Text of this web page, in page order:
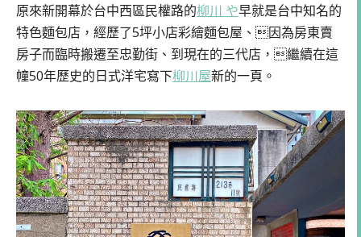
原來新開幕於台中西區民權路的柳川 や早就是台中知名的
特色麵包店，經歷了5坪小店彩繪麵包屋、因為房東賣
房子而臨時搬遷至忠勤街、到現在的三代店，繼續在這
幢50年歷史的日式洋宅寫下柳川屋新的一頁。